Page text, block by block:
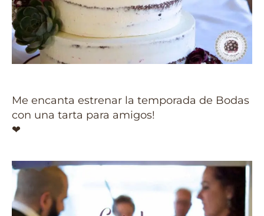
Me encanta estrenar la temporada de Bodas
con una tarta para amigos!
❤